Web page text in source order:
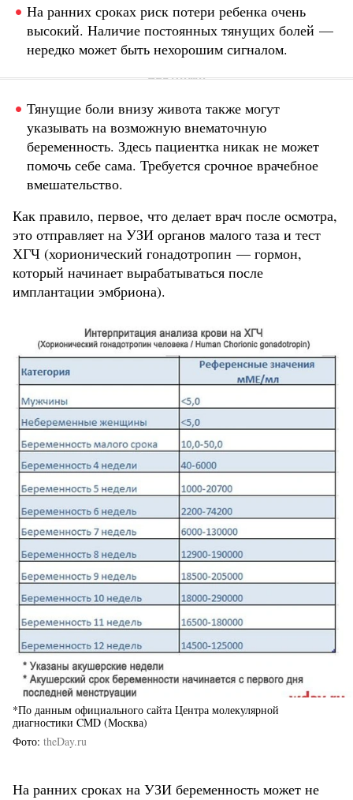
На ранних сроках риск потери ребенка очень
высокий. Наличие постоянных тянущих болей —
нередко может быть нехорошим сигналом.
Тянущие боли внизу живота также могут
указывать на возможную внематочную
беременность. Здесь пациентка никак не может
помочь себе сама. Требуется срочное врачебное
вмешательство.
Как правило, первое, что делает врач после осмотра,
это отправляет на УЗИ органов малого таза и тест
ХГЧ (хорионический гонадотропин — гормон,
который начинает вырабатываться после
имплантации эмбриона).
*По данным официального сайта Центра молекулярной
диагностики CMD (Москва)
Фото theDay.ru
На ранних сроках на УЗИ беременность может не